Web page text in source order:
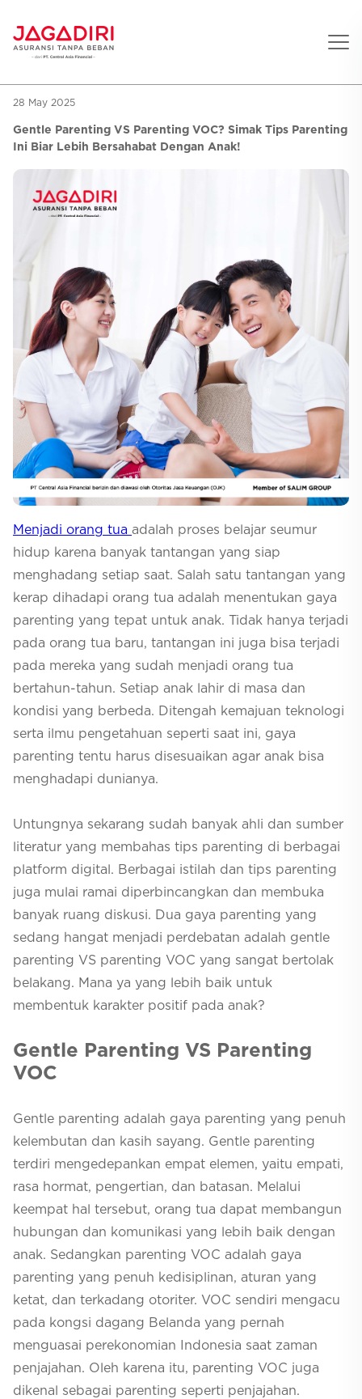
Beranda
Asuransi Pribadi
Jiwa
Lifestyle
Asuransi Ramean
Jaga Konser
Jaga Liburan
Asuransi Korporat
Asuransi Kesehatan
Promo
Hitung Premi
Layanan
Selfcare
28 May 2025
Gentle Parenting VS Parenting VOC? Simak Tips Parenting
Ini Biar Lebih Bersahabat Dengan Anak!
Menjadi orang tua adalah proses belajar seumur
hidup karena banyak tantangan yang siap
menghadang setiap saat. Salah satu tantangan yang
kerap dihadapi orang tua adalah menentukan gaya
parenting yang tepat untuk anak. Tidak hanya terjadi
pada orang tua baru, tantangan ini juga bisa terjadi
pada mereka yang sudah menjadi orang tua
bertahun-tahun. Setiap anak lahir di masa dan
kondisi yang berbeda. Ditengah kemajuan teknologi
serta ilmu pengetahuan seperti saat ini, gaya
parenting tentu harus disesuaikan agar anak bisa
menghadapi dunianya.
Untungnya sekarang sudah banyak ahli dan sumber
literatur yang membahas tips parenting di berbagai
platform digital . Berbagai istilah dan tips parenting
juga mulai ramai diperbincangkan dan membuka
banyak ruang diskusi. Dua gaya parenting yang
sedang hangat menjadi perdebatan adalah gentle
parenting VS parenting VOC yang sangat bertolak
belakang. Mana ya yang lebih baik untuk
membentuk karakter positif pada anak?
Gentle Parenting VS Parenting
VOC
Gentle parenting adalah gaya parenting yang penuh
kelembutan dan kasih sayang. Gentle parenting
terdiri mengedepankan empat elemen, yaitu empati,
rasa hormat, pengertian, dan batasan. Melalui
keempat hal tersebut, orang tua dapat membangun
hubungan dan komunikasi yang lebih baik dengan
anak. Sedangkan parenting VOC adalah gaya
parenting yang penuh kedisiplinan, aturan yang
ketat, dan terkadang otoriter. VOC sendiri mengacu
pada kongsi dagang Belanda yang pernah
menguasai perekonomian Indonesia saat zaman
penjajahan. Oleh karena itu, parenting VOC juga
dikenal sebagai parenting seperti penjajahan.